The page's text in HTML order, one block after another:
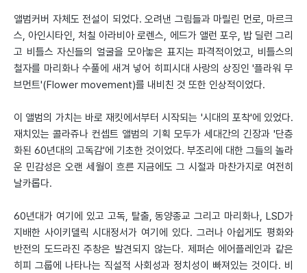
앨범커버 자체도 전설이 되었다. 오려낸 그림들과 마릴린 먼로, 마르크
스, 아인시타인, 처칠 아라비아 로렌스, 에드가 앨런 포우, 밥 딜런 그리
고 비틀스 자신들의 얼굴을 모아놓은 표지는 파격적이었고, 비틀스의
철자를 마리화나 수풀에 새겨 넣어 히피시대 사랑의 상징인 '플라워 무
브먼트'(Flower movement)를 내비친 것 또한 인상적이었다.
이 앨범의 가치는 바로 재킷에서부터 시작되는 '시대의 포착'에 있었다.
재치있는 콜라쥬나 컨셉트 앨범의 기획 모두가 세대간의 긴장과 '단층
화된 60년대의 고독감'에 기초한 것이었다. 부조리에 대한 그들의 놀라
운 민감성은 오랜 세월이 흐른 지금에도 그 시절과 마찬가지로 여전히
날카롭다.
60년대가 여기에 있고 고독, 탈출, 동양종교 그리고 마리화나, LSD가
지배한 사이키델릭 시대정서가 여기에 있다. 그러나 아쉽게도 평화와
반전의 도드라진 주창은 발견되지 않는다. 제퍼슨 에어플레인과 같은
히피 그룹에 나타나는 직설적 사회성과 정치성이 빠져있는 것이다. 비